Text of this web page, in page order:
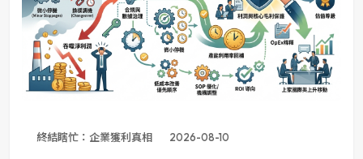
終結瞎忙：企業獲利真相 2026-08-10